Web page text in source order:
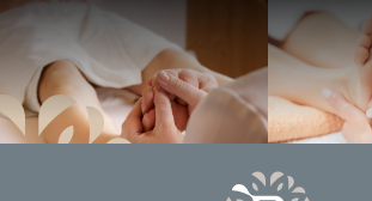
Panneau de gestion des cookies